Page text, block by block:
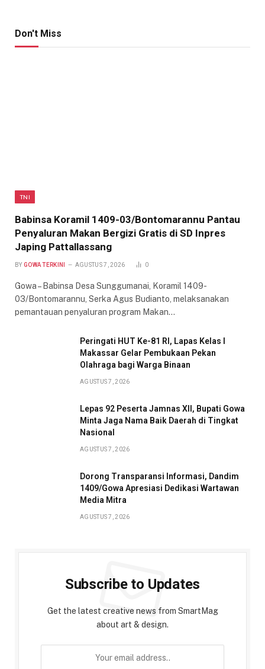
Don't Miss
TNI
Babinsa Koramil 1409-03/Bontomarannu Pantau
Penyaluran Makan Bergizi Gratis di SD Inpres
Japing Pattallassang
BY GOWA TERKINI AGUSTUS 7, 2026 0
Gowa – Babinsa Desa Sunggumanai, Koramil 1409-
03/Bontomarannu, Serka Agus Budianto, melaksanakan
pemantauan penyaluran program Makan…
Peringati HUT Ke-81 RI, Lapas Kelas I
Makassar Gelar Pembukaan Pekan
Olahraga bagi Warga Binaan
AGUSTUS 7, 2026
Lepas 92 Peserta Jamnas XII, Bupati Gowa
Minta Jaga Nama Baik Daerah di Tingkat
Nasional
AGUSTUS 7, 2026
Dorong Transparansi Informasi, Dandim
1409/Gowa Apresiasi Dedikasi Wartawan
Media Mitra
AGUSTUS 7, 2026
Subscribe to Updates
Get the latest creative news from SmartMag
about art & design.